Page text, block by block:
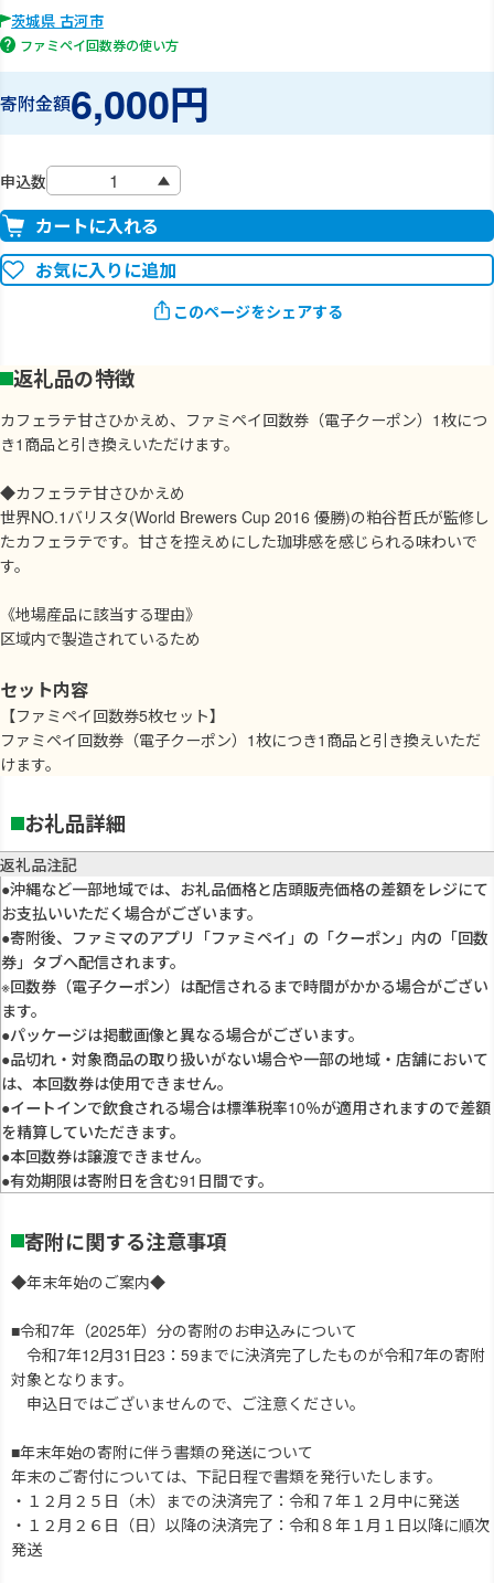
茨城県 古河市
ファミペイ回数券の使い方
寄附金額6,000円
申込数
カートに入れる
お気に入りに追加
このページをシェアする
返礼品の特徴
カフェラテ甘さひかえめ、ファミペイ回数券（電子クーポン）1枚につ
き1商品と引き換えいただけます。
◆カフェラテ甘さひかえめ
世界NO.1バリスタ(World Brewers Cup 2016 優勝)の粕谷哲氏が監修し
たカフェラテです。甘さを控えめにした珈琲感を感じられる味わいで
す。
《地場産品に該当する理由》
区域内で製造されているため
セット内容
【ファミペイ回数券5枚セット】
ファミペイ回数券（電子クーポン）1枚につき1商品と引き換えいただ
けます。
お礼品詳細
返礼品注記
●沖縄など一部地域では、お礼品価格と店頭販売価格の差額をレジにて
お支払いいただく場合がございます。
●寄附後、ファミマのアプリ「ファミペイ」の「クーポン」内の「回数
券」タブへ配信されます。
※回数券（電子クーポン）は配信されるまで時間がかかる場合がござい
ます。
●パッケージは掲載画像と異なる場合がございます。
●品切れ・対象商品の取り扱いがない場合や一部の地域・店舗において
は、本回数券は使用できません。
●イートインで飲食される場合は標準税率10％が適用されますので差額
を精算していただきます。
●本回数券は譲渡できません。
●有効期限は寄附日を含む91日間です。
寄附に関する注意事項
◆年末年始のご案内◆
■令和7年（2025年）分の寄附のお申込みについて
令和7年12月31日23：59までに決済完了したものが令和7年の寄附
対象となります。
申込日ではございませんので、ご注意ください。
■年末年始の寄附に伴う書類の発送について
年末のご寄付については、下記日程で書類を発行いたします。
・１２月２５日（木）までの決済完了：令和７年１２月中に発送
・１２月２６日（日）以降の決済完了：令和８年１月１日以降に順次
発送